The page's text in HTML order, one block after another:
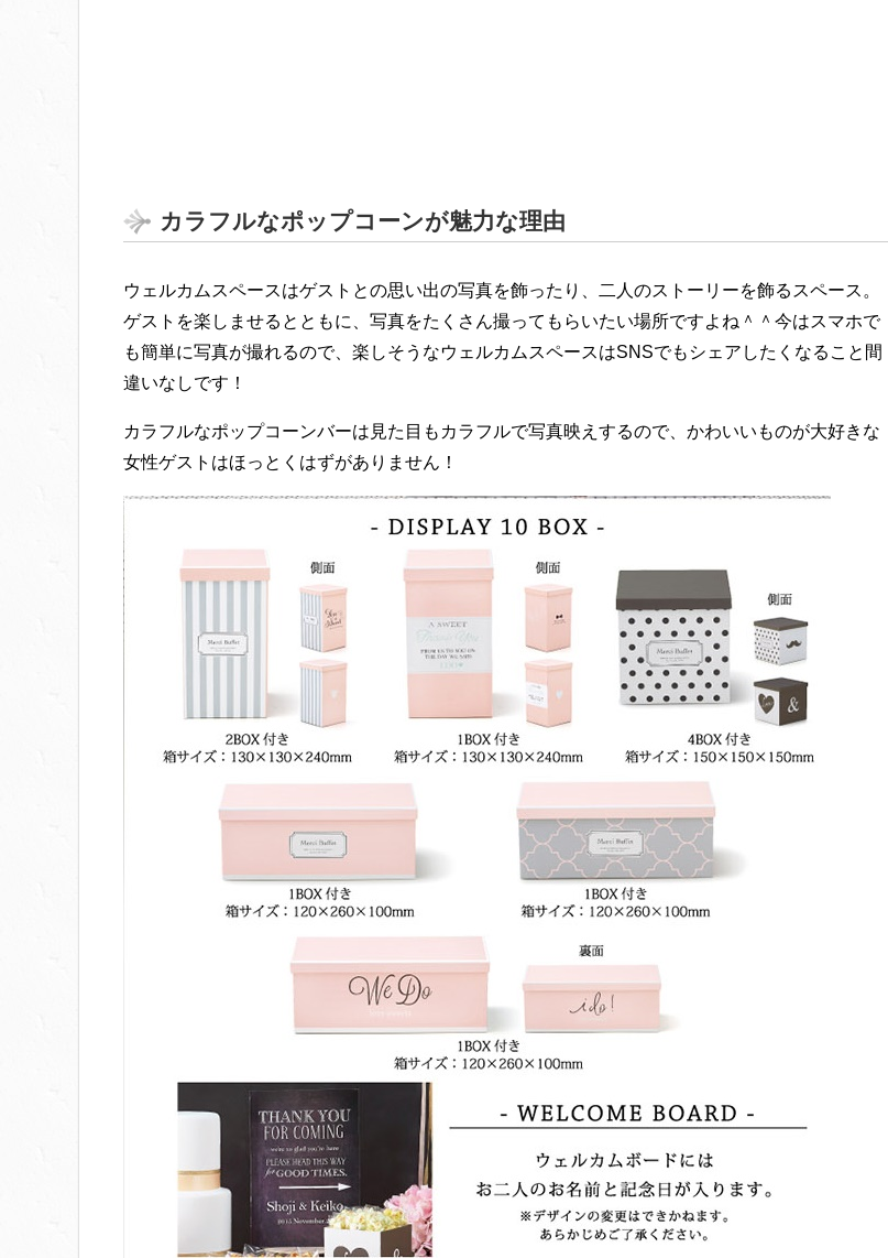
カラフルなポップコーンが魅力な理由
ウェルカムスペースはゲストとの思い出の写真を飾ったり、二人のストーリーを飾るスペース。
ゲストを楽しませるとともに、写真をたくさん撮ってもらいたい場所ですよね＾＾今はスマホで
も簡単に写真が撮れるので、楽しそうなウェルカムスペースはSNSでもシェアしたくなること間
違いなしです！
カラフルなポップコーンバーは見た目もカラフルで写真映えするので、かわいいものが大好きな
女性ゲストはほっとくはずがありません！